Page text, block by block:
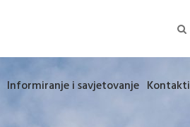
Informiranje i savjetovanje Kontakti